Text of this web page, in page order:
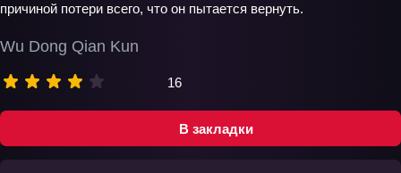
В закладки
Wu Dong Qian Kun
16
причиной потери всего, что он пытается вернуть.